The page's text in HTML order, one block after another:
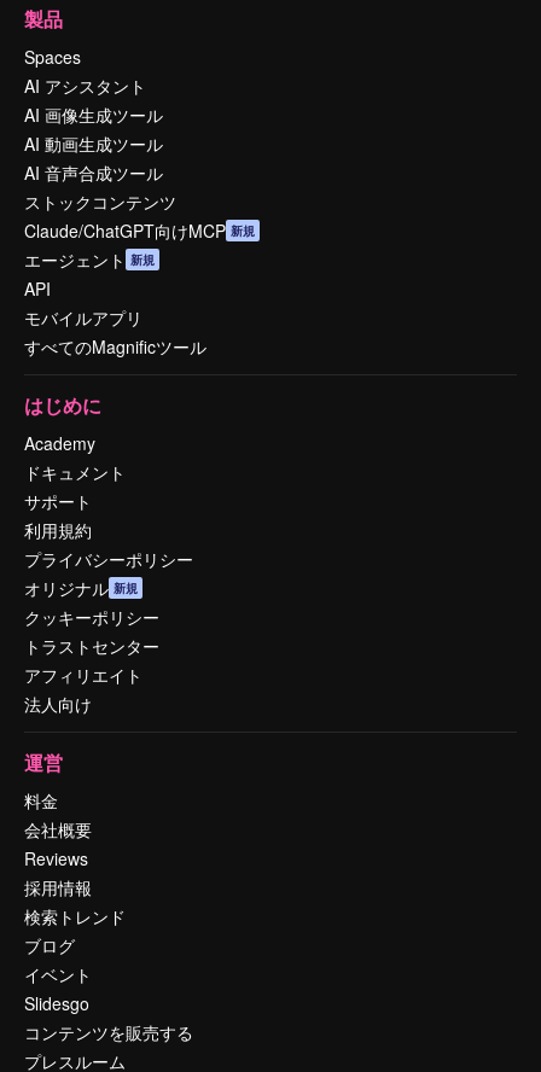
製品
Spaces
AI アシスタント
AI 画像生成ツール
AI 動画生成ツール
AI 音声合成ツール
ストックコンテンツ
Claude/ChatGPT向けMCP 新規
エージェント 新規
API
モバイルアプリ
すべてのMagnificツール
はじめに
Academy
ドキュメント
サポート
利用規約
プライバシーポリシー
オリジナル 新規
クッキーポリシー
トラストセンター
アフィリエイト
法人向け
運営
料金
会社概要
Reviews
採用情報
検索トレンド
ブログ
イベント
Slidesgo
コンテンツを販売する
プレスルーム